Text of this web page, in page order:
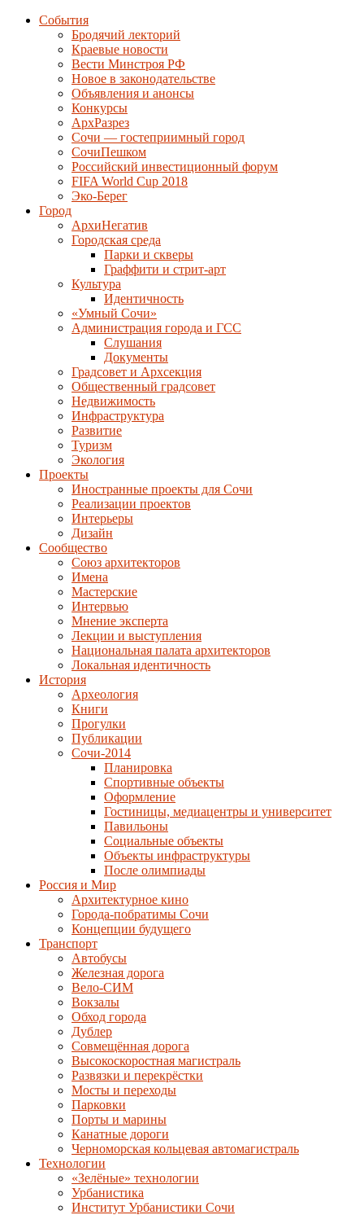
События
Бродячий лекторий
Краевые новости
Вести Минстроя РФ
Новое в законодательстве
Объявления и анонсы
Конкурсы
АрхРазрез
Сочи — гостеприимный город
СочиПешком
Российский инвестиционный форум
FIFA World Cup 2018
Эко-Берег
Город
АрхиНегатив
Городская среда
Парки и скверы
Граффити и стрит-арт
Культура
Идентичность
«Умный Сочи»
Администрация города и ГСС
Слушания
Документы
Градсовет и Архсекция
Общественный градсовет
Недвижимость
Инфраструктура
Развитие
Туризм
Экология
Проекты
Иностранные проекты для Сочи
Реализации проектов
Интерьеры
Дизайн
Сообщество
Союз архитекторов
Имена
Мастерские
Интервью
Мнение эксперта
Лекции и выступления
Национальная палата архитекторов
Локальная идентичность
История
Археология
Книги
Прогулки
Публикации
Сочи-2014
Планировка
Спортивные объекты
Оформление
Гостиницы, медиацентры и университет
Павильоны
Социальные объекты
Объекты инфраструктуры
После олимпиады
Россия и Мир
Архитектурное кино
Города-побратимы Сочи
Концепции будущего
Транспорт
Автобусы
Железная дорога
Вело-СИМ
Вокзалы
Обход города
Дублер
Совмещённая дорога
Высокоскоростная магистраль
Развязки и перекрёстки
Мосты и переходы
Парковки
Порты и марины
Канатные дороги
Черноморская кольцевая автомагистраль
Технологии
«Зелёные» технологии
Урбанистика
Институт Урбанистики Сочи